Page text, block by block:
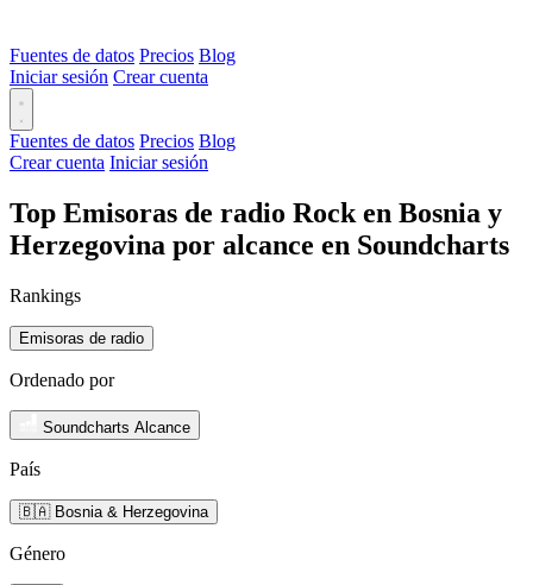
Fuentes de datos Precios Blog
Iniciar sesión Crear cuenta
Fuentes de datos Precios Blog
Crear cuenta Iniciar sesión
Top Emisoras de radio Rock en Bosnia y
Herzegovina por alcance en Soundcharts
Rankings
Emisoras de radio
Ordenado por
Soundcharts Alcance
País
🇧🇦 Bosnia & Herzegovina
Género